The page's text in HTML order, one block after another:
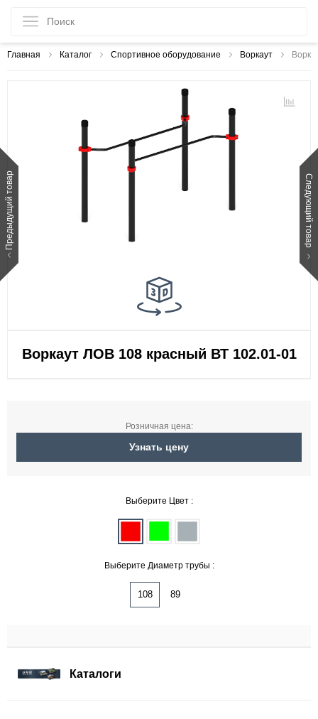
Главная Каталог Спортивное оборудование Воркаут
Предыдущий товар Следующий товар
Воркаут ЛОВ 108 красный ВТ 102.01-01
Розничная цена:
Узнать цену
Выберите Цвет :
Выберите Диаметр трубы :
108 89
Каталоги